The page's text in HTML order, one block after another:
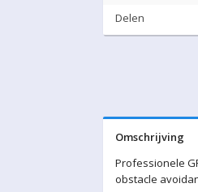
Delen
Omschrijving
Professionele
obstacle